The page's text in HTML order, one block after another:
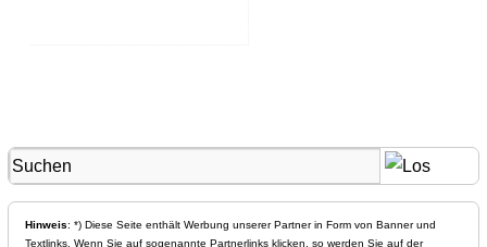
Hinweis: *) Diese Seite enthält Werbung unserer Partner in Form von Banner und
Textlinks. Wenn Sie auf sogenannte Partnerlinks klicken, so werden Sie auf der